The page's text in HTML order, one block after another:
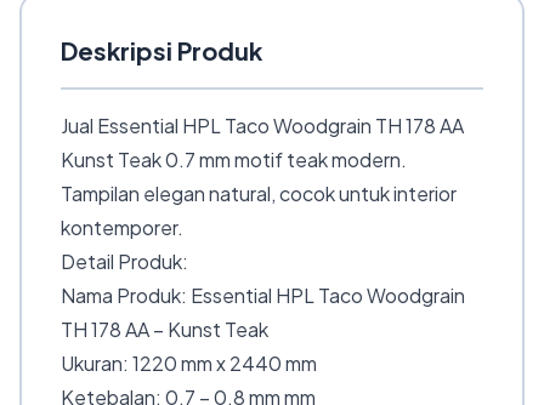
Deskripsi Produk
Jual Essential HPL Taco Woodgrain TH 178 AA
Kunst Teak 0.7 mm motif teak modern.
Tampilan elegan natural, cocok untuk interior
kontemporer.
Detail Produk:
Nama Produk: Essential HPL Taco Woodgrain
TH 178 AA – Kunst Teak
Ukuran: 1220 mm x 2440 mm
Ketebalan: 0.7 – 0.8 mm mm